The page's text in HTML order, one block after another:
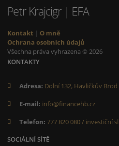
Petr Krajcigr | EFA
Kontakt | O mně
Ochrana osobních údajů
Všechna práva vyhrazena © 2026
KONTAKTY
Adresa: Dolní 132, Havličkův Brod
E-mail: info@financehb.cz
Telefon: 777 820 080 / investiční
SOCIÁLNÍ SÍTĚ